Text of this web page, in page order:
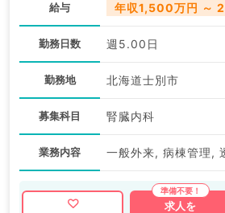
給与 年収1,500万円 ～
勤務日数 週5.00日
勤務地 北海道士別市
募集科目 腎臓内科
業務内容 一般外来, 病棟管理,
求人を